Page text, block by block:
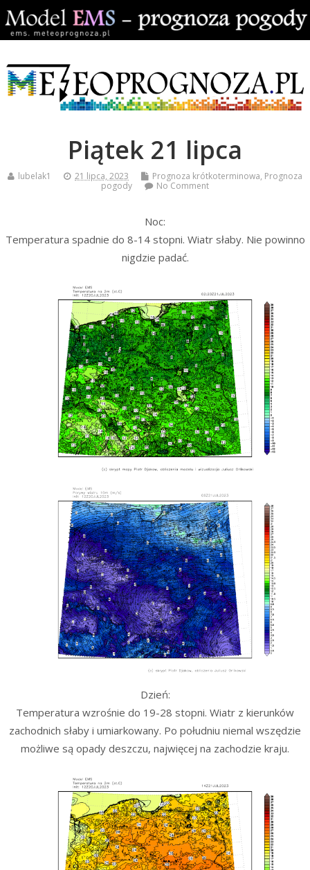
Piątek 21 lipca
lubelak1 21 lipca, 2023 Prognoza krótkoterminowa, Prognoza
pogody
No Comment
Noc:
Temperatura spadnie do 8-14 stopni. Wiatr słaby. Nie powinno
nigdzie padać.
Dzień:
Temperatura wzrośnie do 19-28 stopni. Wiatr z kierunków
zachodnich słaby i umiarkowany. Po południu niemal wszędzie
możliwe są opady deszczu, najwięcej na zachodzie kraju.